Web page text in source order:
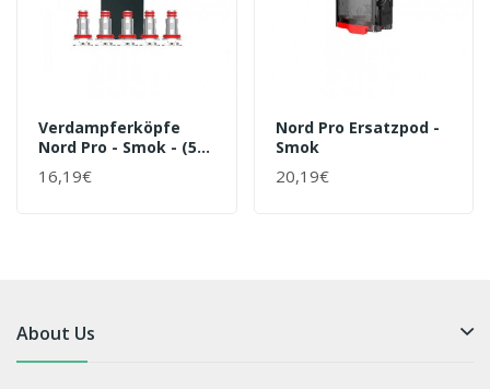
Verdampferköpfe
Nord Pro - Smok - (5
16,19€
Nord Pro Ersatzpod -
Smok
20,19€
About Us